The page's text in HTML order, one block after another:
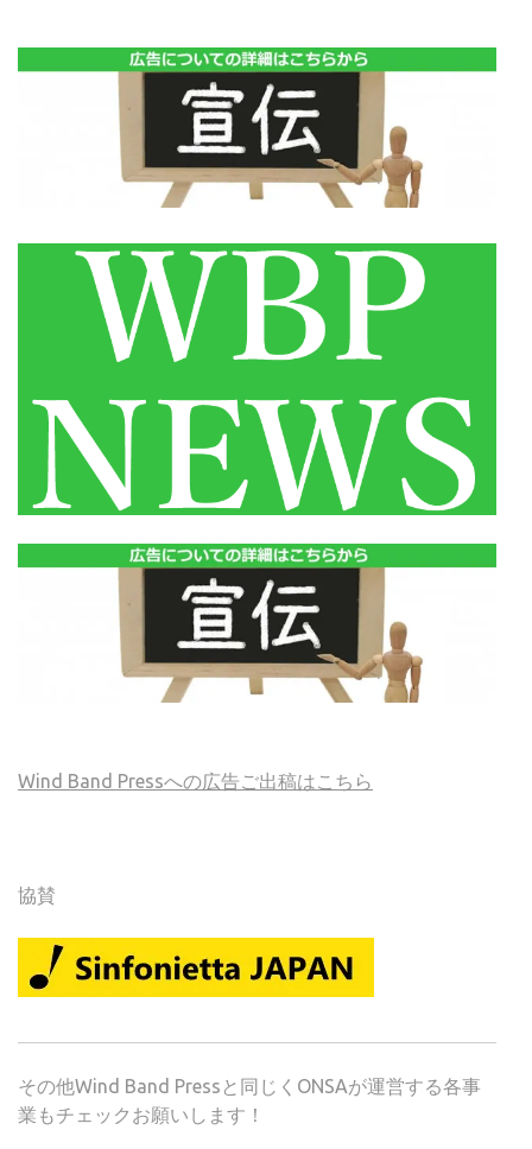
Wind Band Pressへの広告ご出稿はこちら
協賛
その他Wind Band Pressと同じくONSAが運営する各事
業もチェックお願いします！